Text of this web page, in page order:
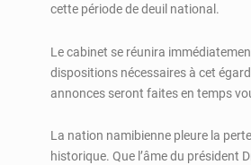
cette période de deuil national.
Le cabinet se réunira
dispositions nécessaires à cet
annonces seront faites en temps
La nation namibienne pleure la
historique. Que l’âme du président